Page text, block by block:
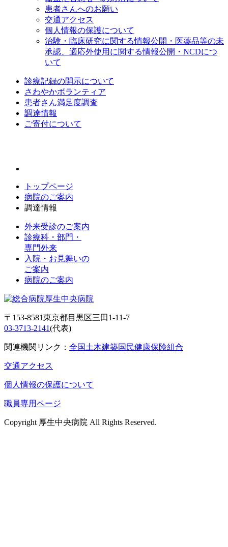
患者さんへのお願い
交通アクセス
個人情報の保護について
治験・臨床研究に関する情報公開・医薬品等の未
承認、適応外使用に関する情報公開・NCDにつ
いて
診療記録の開示について
さわやかボランティア
患者さん満足度調査
調達情報
ご寄付について
トップページ
病院のご案内
調達情報
外来受診のご案内
診療科・部門・
専門外来
入院・お見舞いの
ご案内
病院のご案内
〒153-8581東京都目黒区三田1-11-7
03-3713-2141(代表)
関連機関リンク： 全国土木建築国民健康保険組合
交通アクセス
個人情報の保護について
職員専用ページ
Copyright 厚生中央病院 All Rights Reserved.